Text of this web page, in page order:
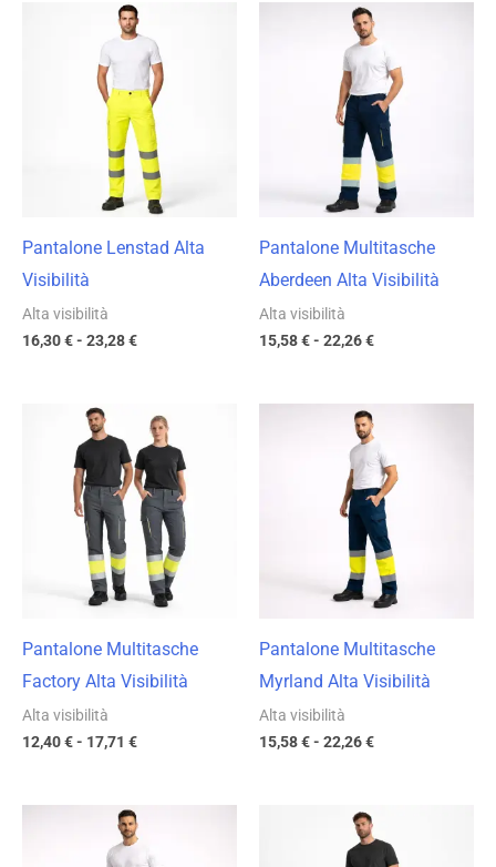
Pantalone Lenstad Alta
Visibilità
Alta visibilità
16,30€- 23,28€
Fascia
di
prezzo:
da
16,30 €
23,28 €
Pantalone Multitasche
Aberdeen Alta Visibilità
Alta visibilità
15,58€- 22,26€
di
prezzo:
da
15,58 €
a
22,26 €
Pantalone Multitasche
Factory Alta Visibilità
Alta visibilità
12,40€- 17,71 €
Fascia
prezzo:
da
12,40 €
a
17,71 €
Pantalone Multitasche
Myrland Alta Visibilità
Alta visibilità
15,58€- 22,26€
di
prezzo:
da
15,58 €
a
22,26 €
di
prezzo:
di
prezzo: